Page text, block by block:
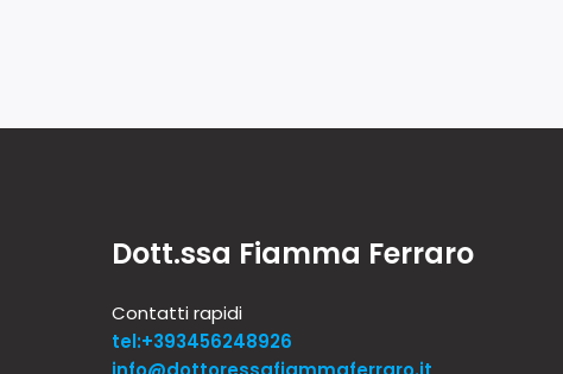
Dott.ssa Fiamma Ferraro
Contatti rapidi
tel:+393456248926